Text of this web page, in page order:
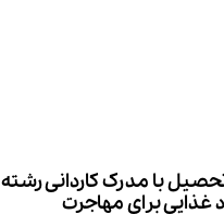
با مدرک ﻛﺎردانی رشته
ﻏﺬایی برای مهاجرت